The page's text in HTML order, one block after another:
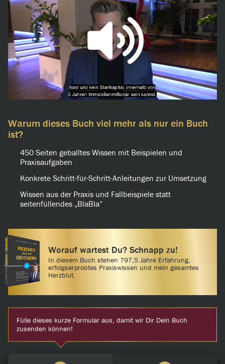
Warum dieses Buch viel mehr als nur ein Buch
ist?
450 Seiten geballtes Wissen mit Beispielen und
Praxisaufgaben
Konkrete Schritt-für-Schritt-Anleitungen zur Umsetzung
Wissen aus der Praxis und Fallbeispiele statt
seitenfüllendes „BlaBla“
Worauf wartest Du? Schnapp zu!
In diesem Buch stehen 797,5 Jahre Erfahrung,
erfolgserprobtes Praxiswissen und mein gesamtes
Herzblut.
Fülle dieses kurze Formular aus, damit wir Dir Dein Buch
zusenden können!